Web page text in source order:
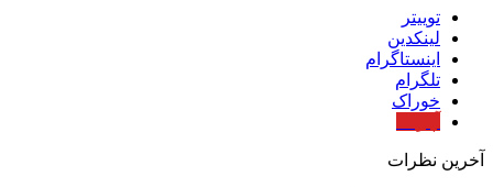
توییتر
لینکدین
اینستاگرام
تلگرام
خوراک
آخرین نظرات